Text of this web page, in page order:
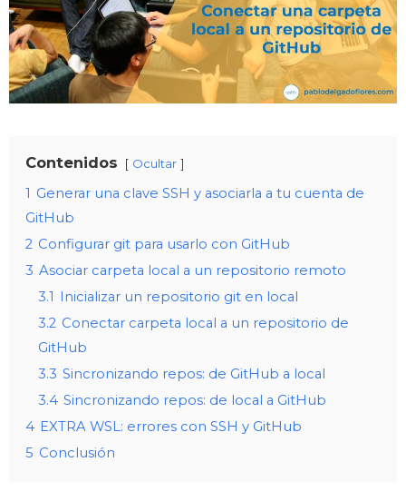
Contenidos Ocultar
1 Generar una clave SSH y asociarla a tu cuenta de
GitHub
2 Configurar git para usarlo con GitHub
3 Asociar carpeta local a un repositorio remoto
3.1 Inicializar un repositorio git en local
3.2 Conectar carpeta local a un repositorio de
GitHub
3.3 Sincronizando repos: de GitHub a local
3.4 Sincronizando repos: de local a GitHub
4 EXTRA WSL: errores con SSH y GitHub
5 Conclusión